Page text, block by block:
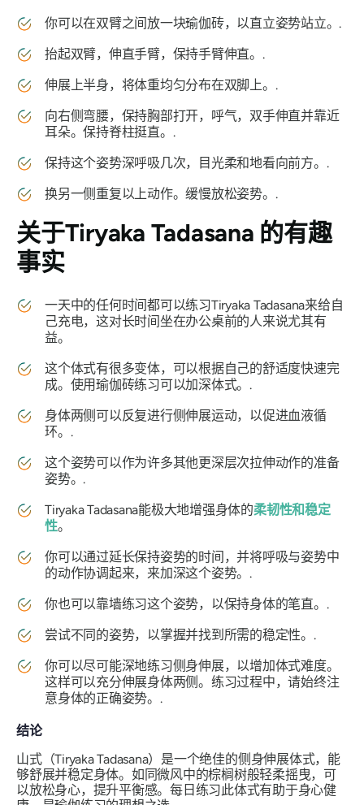
你可以在双臂之间放一块瑜伽砖，以直立姿势站立。.
抬起双臂，伸直手臂，保持手臂伸直。.
伸展上半身，将体重均匀分布在双脚上。.
向右侧弯腰，保持胸部打开，呼气，双手伸直并靠近
耳朵。保持脊柱挺直。.
保持这个姿势深呼吸几次，目光柔和地看向前方。.
换另一侧重复以上动作。缓慢放松姿势。.
关于Tiryaka Tadasana 的有趣
事实
一天中的任何时间都可以练习Tiryaka Tadasana来给自
己充电，这对长时间坐在办公桌前的人来说尤其有
益。
这个体式有很多变体，可以根据自己的舒适度快速完
成。使用瑜伽砖练习可以加深体式。.
身体两侧可以反复进行侧伸展运动，以促进血液循
环。.
这个姿势可以作为许多其他更深层次拉伸动作的准备
姿势。.
Tiryaka Tadasana能极大地增强身体的柔韧性和稳定
性。
你可以通过延长保持姿势的时间，并将呼吸与姿势中
的动作协调起来，来加深这个姿势。.
你也可以靠墙练习这个姿势，以保持身体的笔直。.
尝试不同的姿势，以掌握并找到所需的稳定性。.
你可以尽可能深地练习侧身伸展，以增加体式难度。
这样可以充分伸展身体两侧。练习过程中，请始终注
意身体的正确姿势。.
结论
山式（Tiryaka Tadasana）是一个绝佳的侧身伸展体式，能
够舒展并稳定身体。如同微风中的棕榈树般轻柔摇曳，可
以放松身心，提升平衡感。每日练习此体式有助于身心健